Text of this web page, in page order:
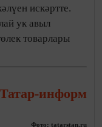
искәртте.
ук авыл
товарлары
Татар-информ
Фото: tatarstan.ru